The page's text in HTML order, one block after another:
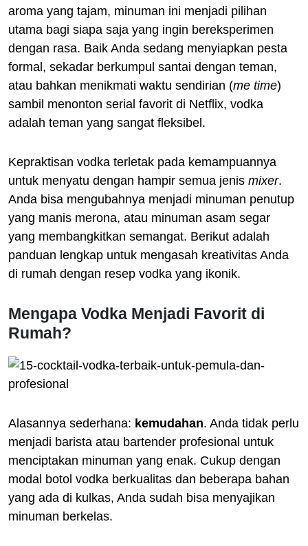
aroma yang tajam, minuman ini menjadi pilihan
utama bagi siapa saja yang ingin bereksperimen
dengan rasa. Baik Anda sedang menyiapkan pesta
formal, sekadar berkumpul santai dengan teman,
atau bahkan menikmati waktu sendirian (me time)
sambil menonton serial favorit di Netflix, vodka
adalah teman yang sangat fleksibel.
Kepraktisan vodka terletak pada kemampuannya
untuk menyatu dengan hampir semua jenis mixer.
Anda bisa mengubahnya menjadi minuman penutup
yang manis merona, atau minuman asam segar
yang membangkitkan semangat. Berikut adalah
panduan lengkap untuk mengasah kreativitas Anda
di rumah dengan resep vodka yang ikonik.
Mengapa Vodka Menjadi Favorit di
Rumah?
Alasannya sederhana: kemudahan. Anda tidak perlu
menjadi barista atau bartender profesional untuk
menciptakan minuman yang enak. Cukup dengan
modal botol vodka berkualitas dan beberapa bahan
yang ada di kulkas, Anda sudah bisa menyajikan
minuman berkelas.